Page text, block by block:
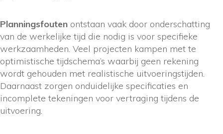
Planningsfouten ontstaan vaak door onderschatting
van de werkelijke tijd die nodig is voor specifieke
werkzaamheden. Veel projecten kampen met te
optimistische tijdschema’s waarbij geen rekening
wordt gehouden met realistische uitvoeringstijden.
Daarnaast zorgen onduidelijke specificaties en
incomplete tekeningen voor vertraging tijdens de
uitvoering.